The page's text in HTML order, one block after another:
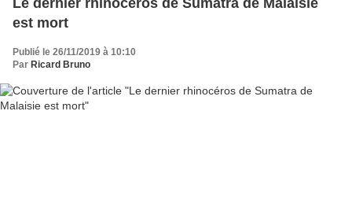
Le dernier rhinocéros de Sumatra de Malaisie
est mort
Publié le 26/11/2019 à 10:10
Par Ricard Bruno